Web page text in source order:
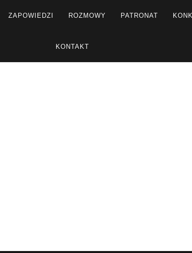
ZAPOWIEDZI ROZMOWY PATRONAT
KONTAKT